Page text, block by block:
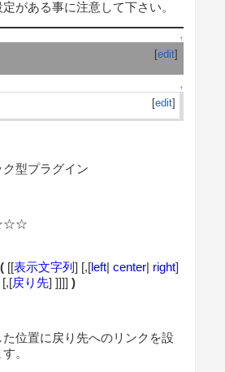
定がある事に注意して下さい。
↑
[edit]
↑
[edit]
ク型プラグイン
[[表示文字列] [,[left|center| right]
[,[戻り先] ]]]])
た位置に戻り先へのリンクを設
。